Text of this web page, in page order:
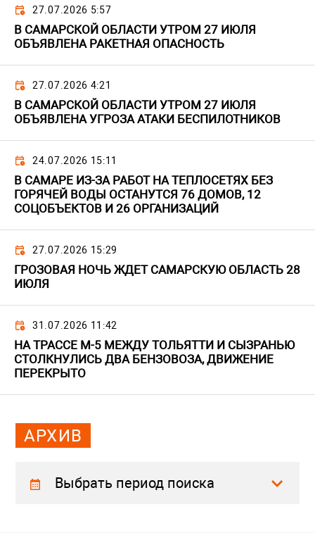
27.07.2026 5:57
В САМАРСКОЙ ОБЛАСТИ УТРОМ 27 ИЮЛЯ
ОБЪЯВЛЕНА РАКЕТНАЯ ОПАСНОСТЬ
27.07.2026 4:21
В САМАРСКОЙ ОБЛАСТИ УТРОМ 27 ИЮЛЯ
ОБЪЯВЛЕНА УГРОЗА АТАКИ БЕСПИЛОТНИКОВ
24.07.2026 15:11
В САМАРЕ ИЗ-ЗА РАБОТ НА ТЕПЛОСЕТЯХ БЕЗ
ГОРЯЧЕЙ ВОДЫ ОСТАНУТСЯ 76 ДОМОВ, 12
СОЦОБЪЕКТОВ И 26 ОРГАНИЗАЦИЙ
27.07.2026 15:29
ГРОЗОВАЯ НОЧЬ ЖДЕТ САМАРСКУЮ ОБЛАСТЬ 28
ИЮЛЯ
31.07.2026 11:42
НА ТРАССЕ М-5 МЕЖДУ ТОЛЬЯТТИ И СЫЗРАНЬЮ
СТОЛКНУЛИСЬ ДВА БЕНЗОВОЗА, ДВИЖЕНИЕ
ПЕРЕКРЫТО
АРХИВ
Выбрать период поиска